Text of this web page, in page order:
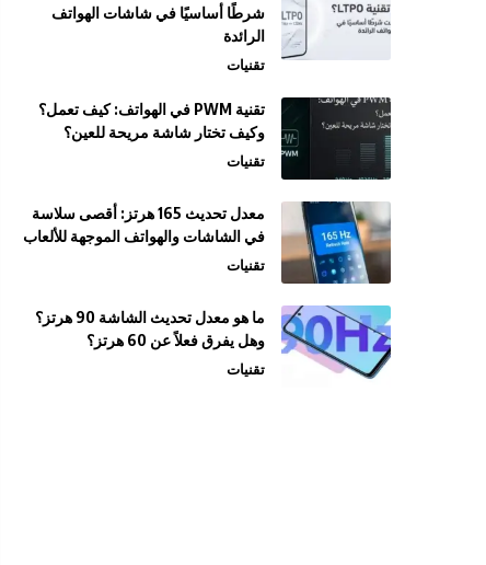
شرطًا أساسيًا في شاشات الهواتف
الرائدة
تقنيات
تقنية PWM في الهواتف: كيف تعمل؟
وكيف تختار شاشة مريحة للعين؟
تقنيات
معدل تحديث 165 هرتز: أقصى سلاسة
في الشاشات والهواتف الموجهة للألعاب
تقنيات
ما هو معدل تحديث الشاشة 90 هرتز؟
وهل يفرق فعلاً عن 60 هرتز؟
تقنيات